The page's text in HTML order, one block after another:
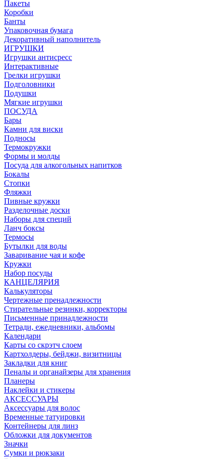
Пакеты
Коробки
Банты
Упаковочная бумага
Декоративный наполнитель
ИГРУШКИ
Игрушки антисресс
Интерактивные
Грелки игрушки
Подголовники
Подушки
Мягкие игрушки
ПОСУДА
Бары
Камни для виски
Подносы
Термокружки
Формы и молды
Посуда для алкогольных напитков
Бокалы
Стопки
Фляжки
Пивные кружки
Разделочные доски
Наборы для специй
Ланч боксы
Термосы
Бутылки для воды
Заваривание чая и кофе
Кружки
Набор посуды
КАНЦЕЛЯРИЯ
Калькуляторы
Чертежные пренадлежности
Стирательные резинки, корректоры
Письменные принадлежности
Тетради, ежедневники, альбомы
Календари
Карты со скрэтч слоем
Картхолдеры, бейджи, визитницы
Закладки для книг
Пеналы и органайзеры для хранения
Планеры
Наклейки и стикеры
АКСЕССУАРЫ
Аксессуары для волос
Временные татуировки
Контейнеры для линз
Обложки для документов
Значки
Сумки и рюкзаки